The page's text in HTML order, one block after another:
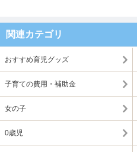
関連カテゴリ
おすすめ育児グッズ
子育ての費用・補助金
女の子
0歳児